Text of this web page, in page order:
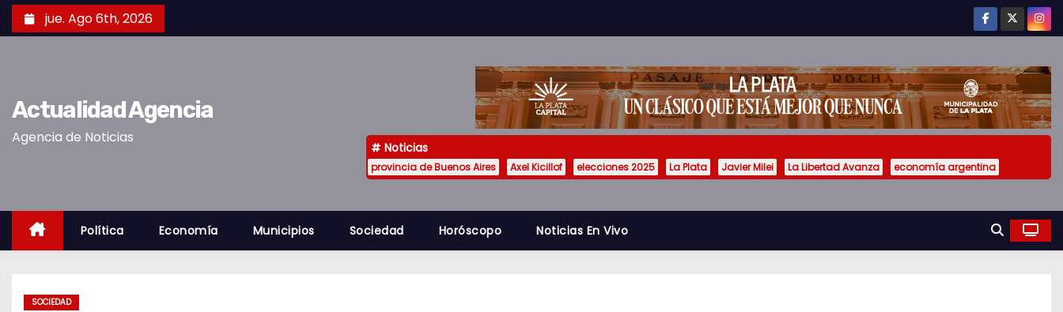
k
t
n
jue. Ago 6th, 2026
Actualidad Agencia
Agencia de Noticias
Noticias
provincia de Buenos Aires Axel Kicillof elecciones 2025 La Plata Javier Milei La Libertad Avanza economía argentina
Política Economía Municipios Sociedad Horóscopo Noticias En Vivo
SOCIEDAD